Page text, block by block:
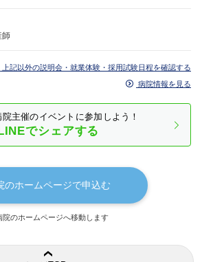
師
上記以外の説明会・就業体験・採用試験日程を確認する
病院情報を見る
主催のイベントに参加しよう！
LINEでシェアする
のホームページで申込む
のホームページへ移動します